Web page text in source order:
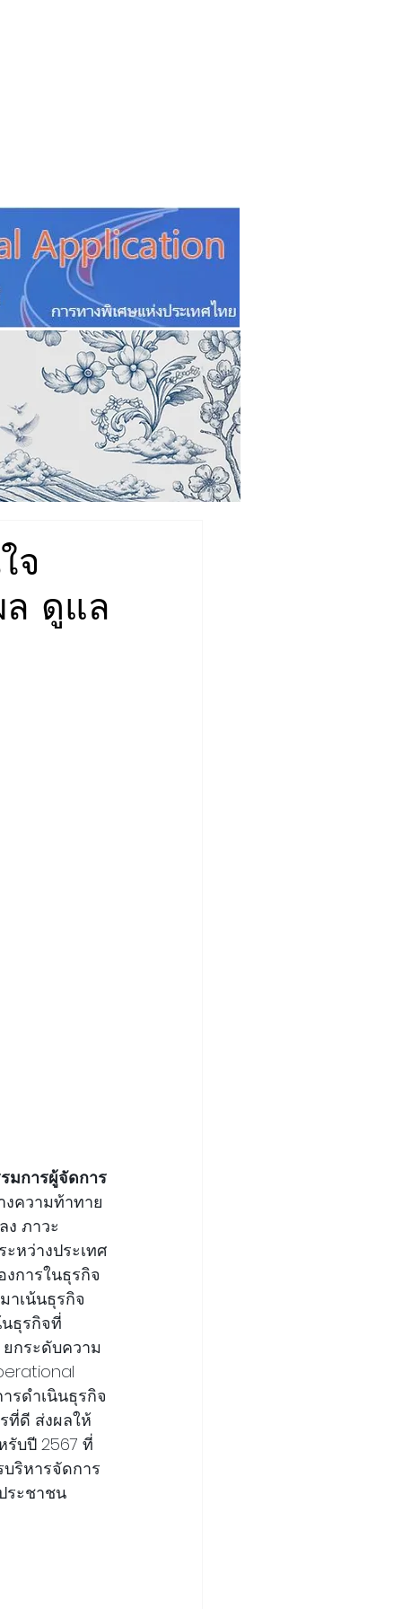
จ
ล ดูแล
มการผู้จัดการ
งความท้าทาย
ภาวะ
หว่างประเทศ
การในธุรกิจ
าเน้นธุรกิจ
ธุรกิจที่
ยกระดับความ
รดำเนินธุรกิจ
ที่ดี ส่งผลให้
รับปี 2567 ที่
ริหารจัดการ
ระชาชน